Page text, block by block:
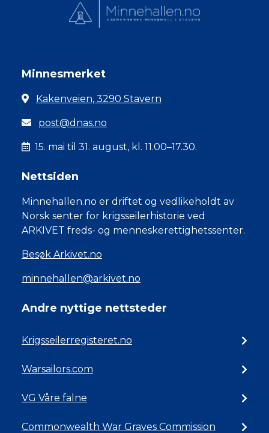
Minnesmerket
Kakenveien, 3290 Stavern
post@dnas.no
15. mai til 31. august, kl. 11.00–17.30.
Nettsiden
Minnehallen.no er driftet og vedlikeholdt av
Norsk senter for krigsseilerhistorie ved
ARKIVET freds- og menneskerettighetssenter.
Besøk Arkivet.no
minnehallen@arkivet.no
Andre nyttige nettsteder
Krigsseilerregisteret.no
Warsailors.com
VG Våre falne
Commonwealth War Graves Commission